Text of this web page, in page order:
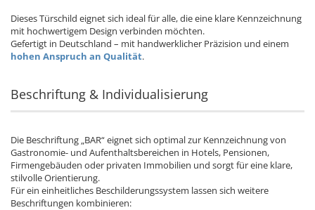
Dieses Türschild eignet sich ideal für alle, die eine klare Kennzeichnung
mit hochwertigem Design verbinden möchten.
Gefertigt in Deutschland – mit handwerklicher Präzision und einem
hohen Anspruch an Qualität.
Beschriftung & Individualisierung
Die Beschriftung „BAR“ eignet sich optimal zur Kennzeichnung von
Gastronomie- und Aufenthaltsbereichen in Hotels, Pensionen,
Firmengebäuden oder privaten Immobilien und sorgt für eine klare,
stilvolle Orientierung.
Für ein einheitliches Beschilderungssystem lassen sich weitere
Beschriftungen kombinieren: